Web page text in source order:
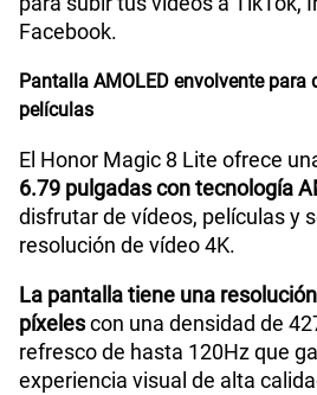
GPS
Lector de Huella
VoLTE
Facebook.
Pantalla AMOLED envolvente para
películas
El Honor Magic 8 Lite ofrece
6.79 pulgadas con tecnología
disfrutar de vídeos, películas y
resolución de vídeo 4K.
La pantalla tiene una
píxelescon una densidad de
refresco de hasta 120Hz que
experiencia visual de alta